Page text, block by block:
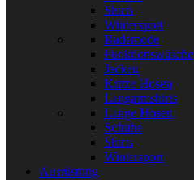
Shirts
Wintersport
Bademode
Funktionswäsche
Jacken
Kurze Hosen
Langarmshirts
Lange Hosen
Schuhe
Shirts
Wintersport
Ausrüstung